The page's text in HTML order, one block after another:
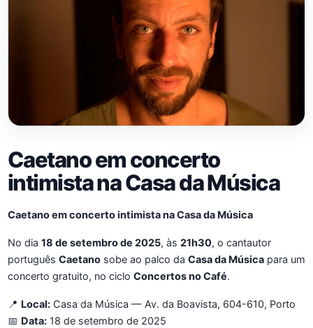
Caetano em concerto
intimista na Casa da Música
Caetano em concerto intimista na Casa da Música
No dia 18 de setembro de 2025, às 21h30, o cantautor
português Caetano sobe ao palco da Casa da Música para um
concerto gratuito, no ciclo Concertos no Café.
📍 Local: Casa da Música — Av. da Boavista, 604-610, Porto
📅 Data: 18 de setembro de 2025